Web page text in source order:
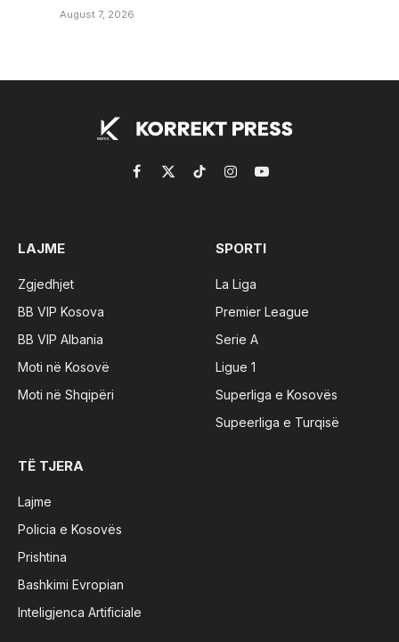
August 7, 2026
Facebook
X
TikTokInstagramYouTube
LAJME
Zgjedhjet
BB VIP Kosova
BB VIP Albania
Moti në Kosovë
Moti në Shqipëri
SPORTI
La Liga
Premier League
Serie A
Ligue 1
Superliga e Kosovës
Supeerliga e Turqisë
TË TJERA
Lajme
Policia e Kosovës
Prishtina
Bashkimi Evropian
Inteligjenca Artificiale